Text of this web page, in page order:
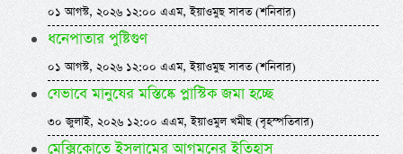
০১ আগস্ট, ২০২৬ ১২:০০ এএম, ইয়াওমুছ সাবত (শনিবার)
ধনেপাতার পুষ্টিগুণ
০১ আগস্ট, ২০২৬ ১২:০০ এএম, ইয়াওমুছ সাবত (শনিবার)
যেভাবে মানুষের মস্তিষ্কে প্লাস্টিক জমা হচ্ছে
৩০ জুলাই, ২০২৬ ১২:০০ এএম, ইয়াওমুল খমীছ (বৃহস্পতিবার)
মেক্সিকোতে ইসলামের আগমনের ইতিহাস